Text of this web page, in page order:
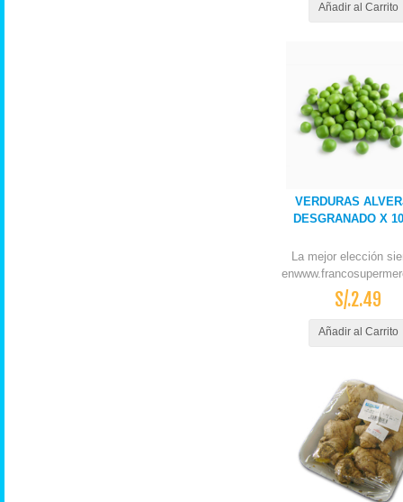
Añadir al Carrito
VERDURAS
DESGRANADO X
La mejor elección
S/.2.49
Añadir al Carrito